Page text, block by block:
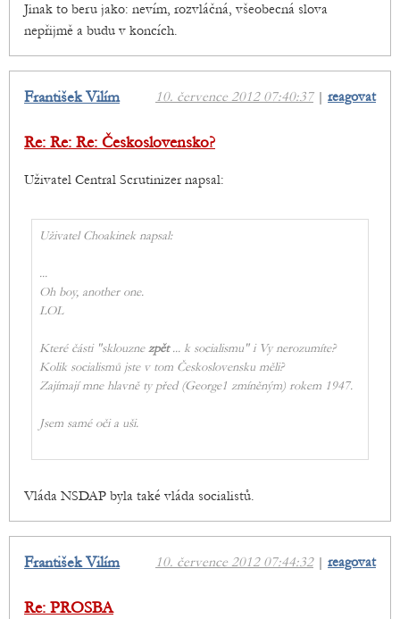
Jinak to beru jako: nevím, rozvláčná, všeobecná slova
nepřijmě a budu v koncích.
10. července 2012 07:40:37| reagovat
František Vilím
Re: Re: Re: Československo?
Uživatel Central Scrutinizer napsal:
Uživatel Choakinek napsal:
...
Oh boy, another one.
LOL
Které části "sklouznezpět... k socialismu" i Vy nerozumíte?
Kolik socialismů jste v tom Československu měli?
Zajímají mne hlavně ty před (George1 zmíněným) rokem 1947.
Jsem samé oči a uši.
Vláda NSDAP byla také vláda socialistů.
10. července 2012 07:44:32| reagovat
František Vilím
Re: PROSBA